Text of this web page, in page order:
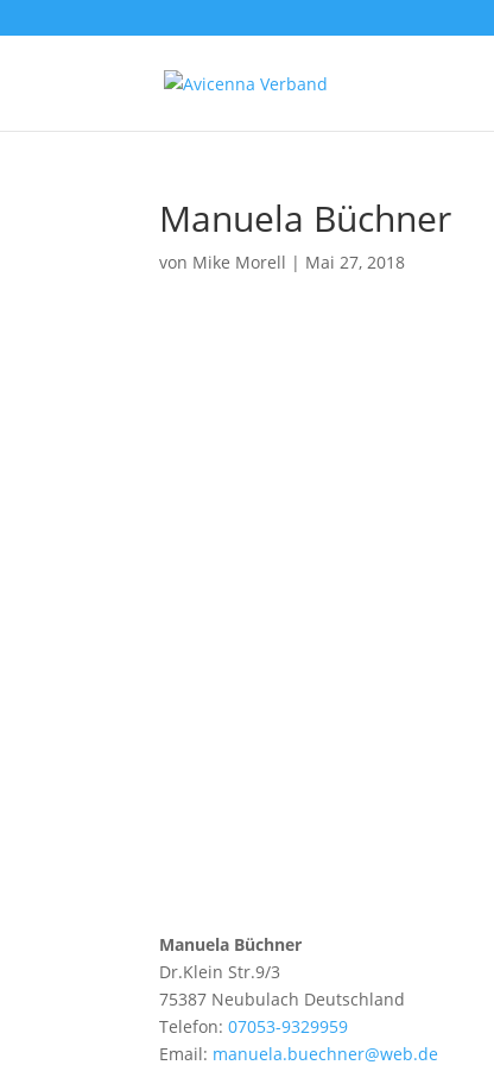
Manuela Büchner
von Mike Morell | Mai 27, 2018
Manuela Büchner
Dr.Klein Str.9/3
75387 Neubulach Deutschland
Telefon:07053-9329959
Email: manuela.buechner@web.de